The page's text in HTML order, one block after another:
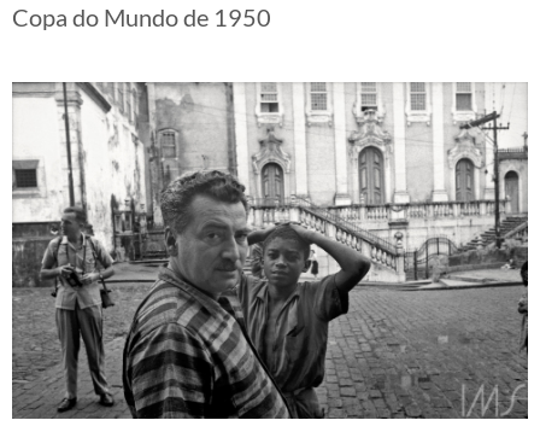
Copa do Mundo de 1950